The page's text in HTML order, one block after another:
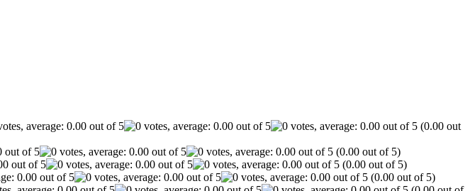
(0.00 out
(0.00 out of 5)
(0.00 out of 5)
(0.00 out of 5)